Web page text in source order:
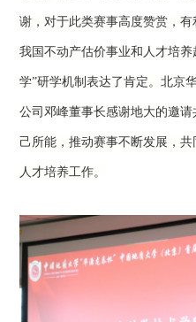
谢，对于此类赛事高度赞赏，
我国不动产估价事业和人才培
学”研学机制表达了肯定。北京
公司邓峰董事长感谢地大的邀请
己所能，推动赛事不断发展，共
人才培养工作。